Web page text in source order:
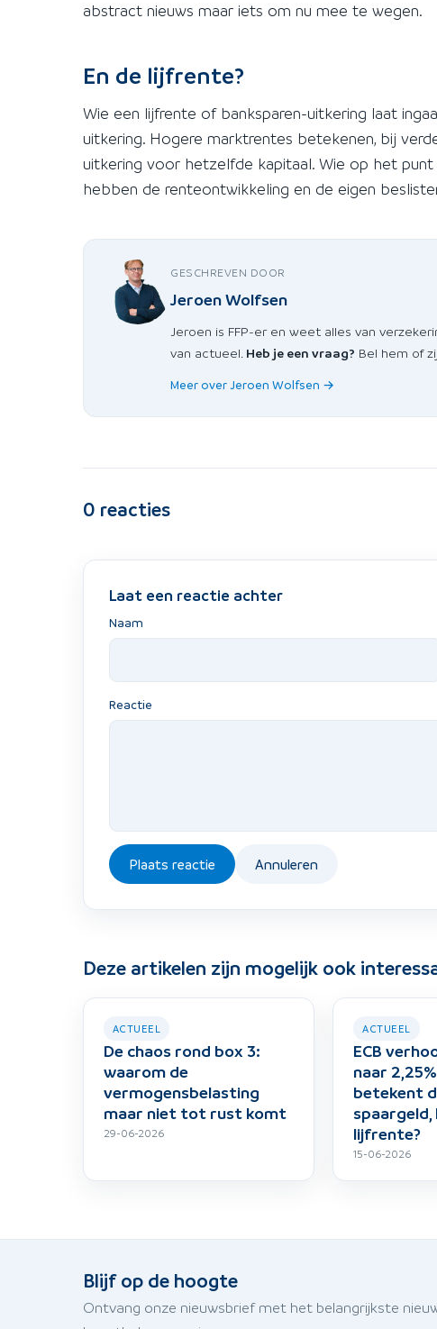
abstract nieuws maar iets om nu mee te wegen.
En de lijfrente?
Wie een lijfrente of banksparen-uitkering laat
uitkering. Hogere marktrentes betekenen, bij
uitkering voor hetzelfde kapitaal. Wie op het
hebben de renteontwikkeling en de eigen
GESCHREVEN DOOR
Jeroen Wolfsen
Jeroen is FFP-er en weet alles van
van actueel. Heb je een vraag? Bel hem of
Meer over Jeroen Wolfsen →
0 reacties
Laat een reactie achter
Naam
Reactie
Plaats reactie Annuleren
Deze artikelen zijn mogelijk ook
ACTUEEL
De chaos rond box 3:
waarom de
vermogensbelasting
maar niet tot rust komt
29-06-2026
ACTUEEL
ECB
naar
betekent
lijfrente?
15-06-2026
Blijf op de hoogte
Ontvang onze nieuwsbrief met het belangrijkste